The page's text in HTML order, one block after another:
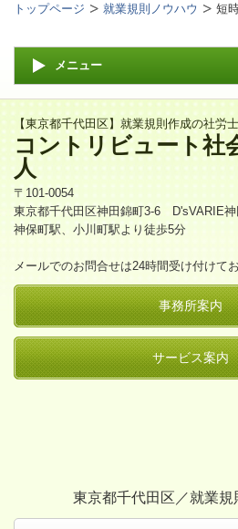
トップページ 就業規則ノウハウ 短
メニュー
【東京都千代田区】就業規則作成の社労
コントリビュート社
人
〒101-0054
東京都千代田区神田錦町3-6 D'sVARIE神
神保町駅、小川町駅より徒歩5分
メールでのお問合せは24時間受け付けてお
事務所案内
サービス案内
東京都千代田区／就業規